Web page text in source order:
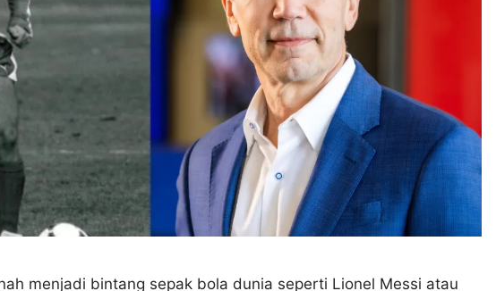
menjadi bintang sepak bola dunia seperti Lionel Messi atau